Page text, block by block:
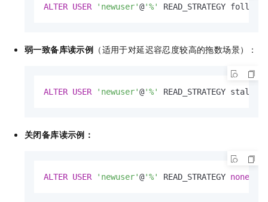
ALTER USER 'newuser'@'%' READ_STRATEGY
弱一致备库读示例 （适用于对延迟容忍度较高的拖数场景）：
ALTER USER 'newuser'@'%' READ_STRATEGY stale;
关闭备库读示例：
ALTER USER 'newuser'@'%' READ_STRATEGY none